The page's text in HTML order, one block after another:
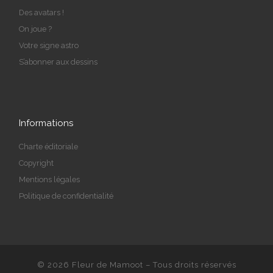
Des avatars !
On joue ?
Votre signe astro
S’abonner aux dessins
Informations
Charte éditoriale
Copyright
Mentions légales
Politique de confidentialité
© 2026 Fleur de Mamoot – Tous droits réservés